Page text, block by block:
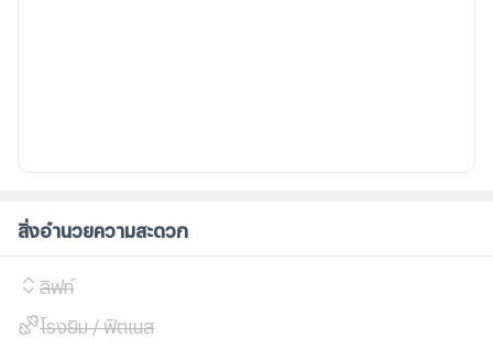
สิ่งอำนวยความสะดวก
ลิฟท์
โรงยิม / ฟิตเนส